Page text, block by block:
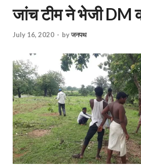
जांच टीम ने भेजी DM
July 16, 2020 - byजनपथ